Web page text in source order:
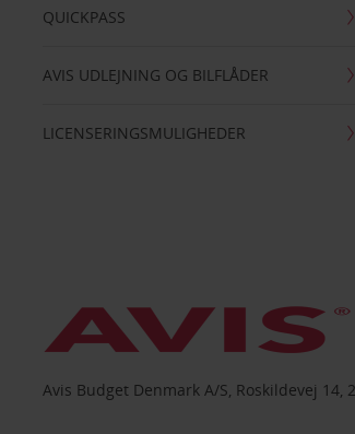
QUICKPASS
AVIS UDLEJNING OG BILFLÅDER
LICENSERINGSMULIGHEDER
Avis Budget Denmark A/S, Roskildevej 14,